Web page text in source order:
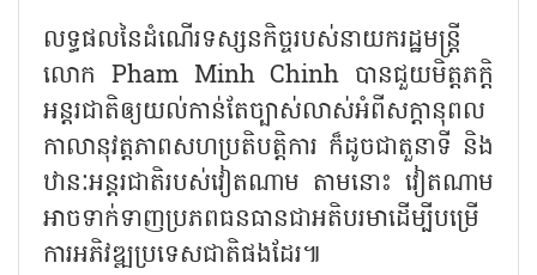
លទ្ធផលនៃដំណើរទស្សនកិច្ចរបស់នាយករដ្ឋមន្ត្រី
លោក Pham Minh Chinh បានជួយមិត្តភក្តិ
អន្តរជាតិឲ្យយល់កាន់តែច្បាស់លាស់អំពីសក្ដានុពល
កាលានុវត្តភាពសហប្រតិបត្តិការ ក៏ដូចជាតួនាទី និង
ឋានៈអន្តរជាតិរបស់វៀតណាម តាមនោះ វៀតណាម
អាចទាក់ទាញប្រភពធនធានជាអតិបរមាដើម្បីបម្រើ
ការអភិវឌ្ឍប្រទេសជាតិផងដែរ៕